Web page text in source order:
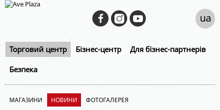
Торговий центр Бізнес-центр Для бізнес-партнерів
Безпека
ua
МАГАЗИНИ НОВИНИ ФОТОГАЛЕРЕЯ